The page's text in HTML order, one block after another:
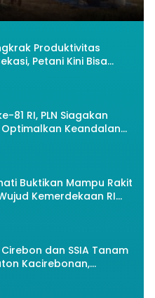
Produktivitas
Petani Kini Bisa
Setahun
81 RI, PLN Siagakan
Keandalan
Buktikan Mampu Rakit
Kemerdekaan RI
dan Kemandirian
dan SSIA Tanam
Kacirebonan,
dan Lingkungan